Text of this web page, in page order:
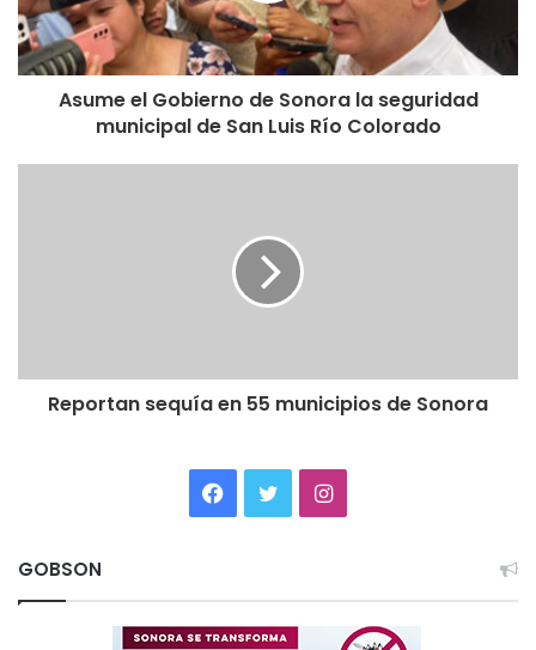
Asume el Gobierno de Sonora la seguridad
municipal de San Luis Río Colorado
Reportan sequía en 55 municipios de Sonora
Facebook
TwitterInstagram
GOBSON